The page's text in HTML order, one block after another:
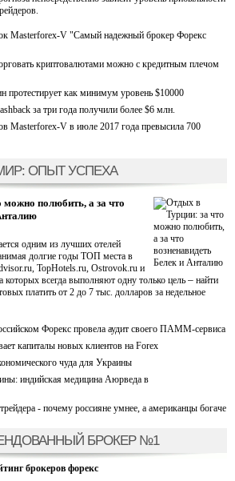
Masterforex-V "Самый надежный брокер Форекс
криптовалютами можно с кредитным плечом
протестирует как минимум уровень $10000
за три года получили более $6 млн.
Masterforex-V в июле 2017 года превысила 700
ОПЫТ УСПЕХА
полюбить, а за что
одним из лучших отелей
долгие годы ТОП места в
TopHotels.ru, Ostrovok.ru и
всегда выполняют одну только цель – найти
платить от 2 до 7 тыс. долларов за недельное
Форекс провела аудит своего ПАММ-сервиса
капиталы новых клиентов на Forex
чуда для Украины
индийская медицина Аюрведа в
- почему россияне умнее, а американцы богаче
БРОКЕР №1
брокеров форекс